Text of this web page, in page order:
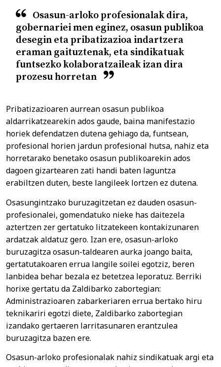
Osasun-arloko profesionalak dira,
gobernariei men eginez, osasun publikoa
desegin eta pribatizazioa indartzera
eraman gaituztenak, eta sindikatuak
funtsezko kolaboratzaileak izan dira
prozesu horretan
Pribatizazioaren aurrean osasun publikoa
aldarrikatzearekin ados gaude, baina manifestazio
horiek defendatzen dutena gehiago da, funtsean,
profesional horien jardun profesional hutsa, nahiz eta
horretarako benetako osasun publikoarekin ados
dagoen gizartearen zati handi baten laguntza
erabiltzen duten, beste langileek lortzen ez dutena.
Osasungintzako buruzagitzetan ez dauden osasun-
profesionalei, gomendatuko nieke has daitezela
aztertzen zer gertatuko litzatekeen kontakizunaren
ardatzak aldatuz gero. Izan ere, osasun-arloko
buruzagitza osasun-taldearen aurka joango baita,
gertatutakoaren errua langile soilei egotziz, beren
lanbidea behar bezala ez betetzea leporatuz. Berriki
horixe gertatu da Zaldibarko zabortegian:
Administrazioaren zabarkeriaren errua bertako hiru
teknikariri egotzi diete, Zaldibarko zabortegian
izandako gertaeren larritasunaren erantzulea
buruzagitza bazen ere.
Osasun-arloko profesionalak nahiz sindikatuak argi eta